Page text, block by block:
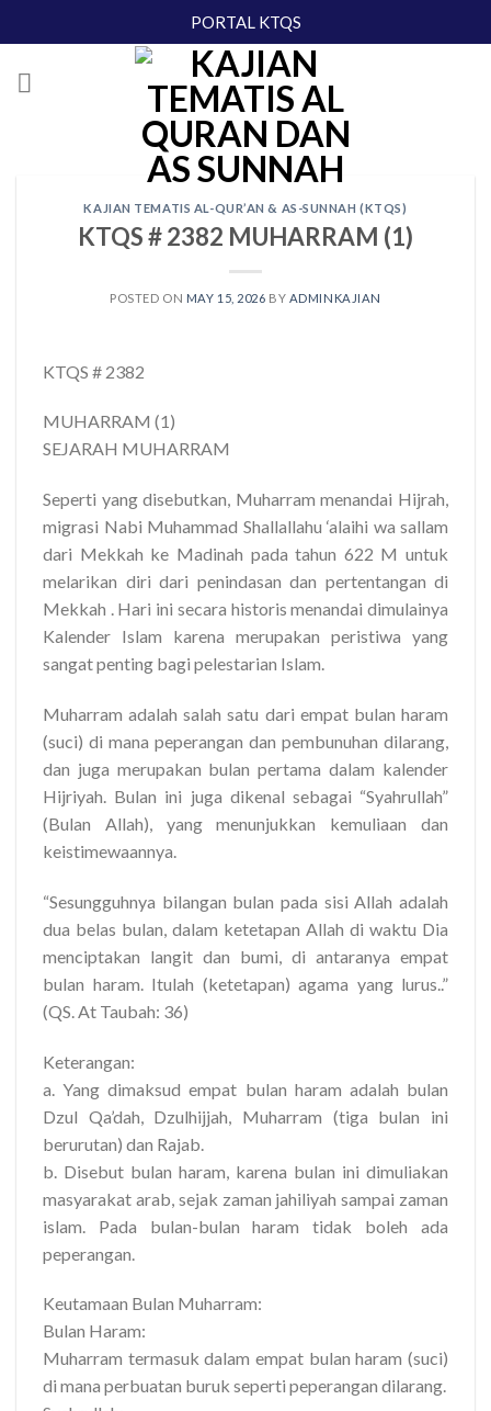
to
content
PORTAL KTQS
KAJIAN TEMATIS AL-QUR’AN & AS-SUNNAH (KTQS)
KTQS # 2382 MUHARRAM (1)
POSTED ON MAY 15, 2026 BY ADMINKAJIAN
KTQS # 2382
MUHARRAM (1)
SEJARAH MUHARRAM
Seperti yang disebutkan, Muharram menandai Hijrah,
migrasi Nabi Muhammad Shallallahu ‘alaihi wa sallam
dari Mekkah ke Madinah pada tahun 622 M untuk
melarikan diri dari penindasan dan pertentangan di
Mekkah . Hari ini secara historis menandai dimulainya
Kalender Islam karena merupakan peristiwa yang
sangat penting bagi pelestarian Islam.
Muharram adalah salah satu dari empat bulan haram
(suci) di mana peperangan dan pembunuhan dilarang,
dan juga merupakan bulan pertama dalam kalender
Hijriyah. Bulan ini juga dikenal sebagai “Syahrullah”
(Bulan Allah), yang menunjukkan kemuliaan dan
keistimewaannya.
“Sesungguhnya bilangan bulan pada sisi Allah adalah
dua belas bulan, dalam ketetapan Allah di waktu Dia
menciptakan langit dan bumi, di antaranya empat
bulan haram. Itulah (ketetapan) agama yang lurus..”
(QS. At Taubah: 36)
Keterangan:
a. Yang dimaksud empat bulan haram adalah bulan
Dzul Qa’dah, Dzulhijjah, Muharram (tiga bulan ini
berurutan) dan Rajab.
b. Disebut bulan haram, karena bulan ini dimuliakan
masyarakat arab, sejak zaman jahiliyah sampai zaman
islam. Pada bulan-bulan haram tidak boleh ada
peperangan.
Keutamaan Bulan Muharram:
Bulan Haram:
Muharram termasuk dalam empat bulan haram (suci)
di mana perbuatan buruk seperti peperangan dilarang.